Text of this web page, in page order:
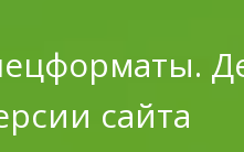
сайта